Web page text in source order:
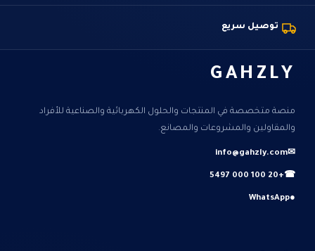
توصيل سريع
GAHZLY
منصة متخصصة في المنتجات والحلول الكهربائية والصناعية للأفراد
والمقاولين والمشروعات والمصانع.
✉
info@gahzly.com
☎
+20 100 000 5497
●
WhatsApp